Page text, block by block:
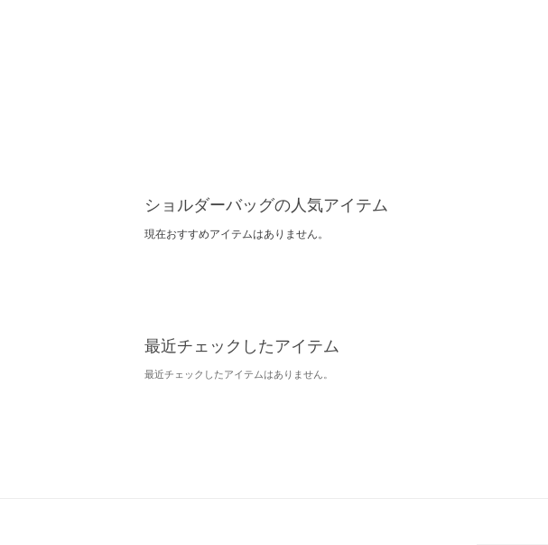
ショルダーバッグの人気アイテム
現在おすすめアイテムはありません。
最近チェックしたアイテム
最近チェックしたアイテムはありません。